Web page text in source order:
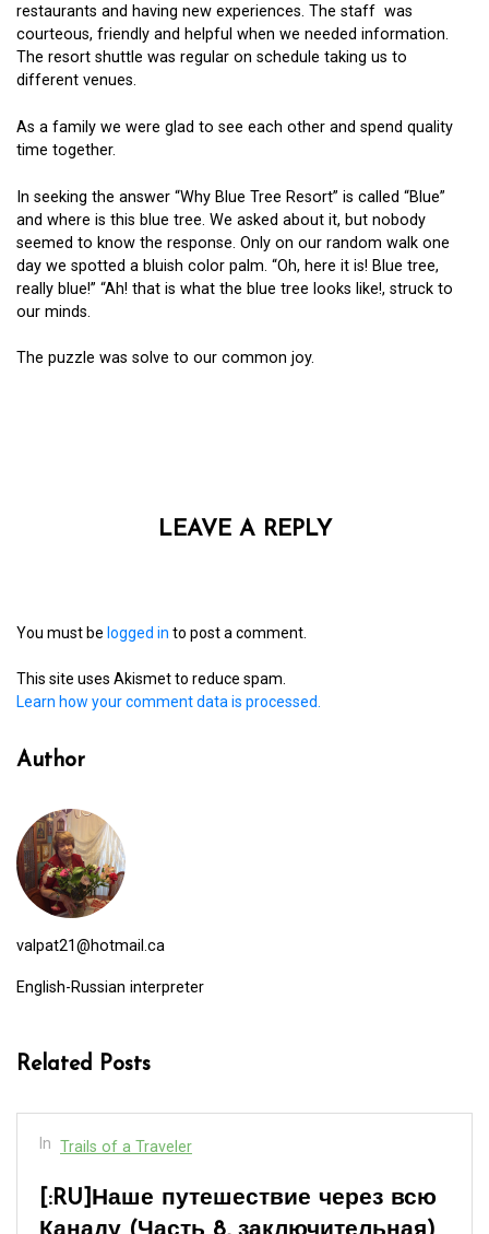
restaurants and having new experiences. The staff was
courteous, friendly and helpful when we needed information.
The resort shuttle was regular on schedule taking us to
different venues.
As a family we were glad to see each other and spend quality
time together.
In seeking the answer “Why Blue Tree Resort” is called “Blue”
and where is this blue tree. We asked about it, but nobody
seemed to know the response. Only on our random walk one
day we spotted a bluish color palm. “Oh, here it is! Blue tree,
really blue!” “Ah! that is what the blue tree looks like!, struck to
our minds.
The puzzle was solve to our common joy.
LEAVE A REPLY
You must be logged in to post a comment.
This site uses Akismet to reduce spam.
Learn how your comment data is processed.
Author
valpat21@hotmail.ca
English-Russian interpreter
Related Posts
In Trails of a Traveler
[:RU]Наше путешествие через всю